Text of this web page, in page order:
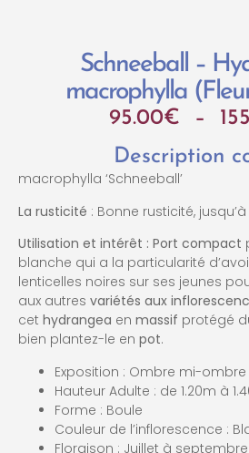
Schneeball –
macrophylla
95.00€ –
Description
macrophylla ‘Schneeball’
La rusticité : Bonne rusticité, jusqu’à
Utilisation et intérêt : Port compact
blanche qui a la particularité
lenticelles noires sur ses jeunes
aux autres variétés aux
cet hydrangea en massif protégé
bien plantez-le en pot.
Exposition : Ombre mi-ombre
Hauteur Adulte : de 1.20m à
Forme : Boule
Couleur de l’inflorescence :
Floraison : Juillet à septembre